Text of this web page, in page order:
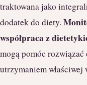
traktowana jako
dodatek do diety.
współpraca z
mogą pomóc
utrzymaniem właściwej